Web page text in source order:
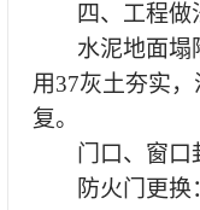
四、 工程做
水泥地面塌
用37灰土夯实
复。
门口、窗口
防火门更